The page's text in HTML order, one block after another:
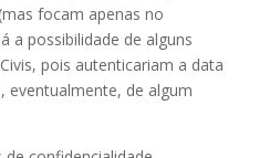
focam apenas no
a possibilidade de alguns
pois autenticariam a data
eventualmente, de algum